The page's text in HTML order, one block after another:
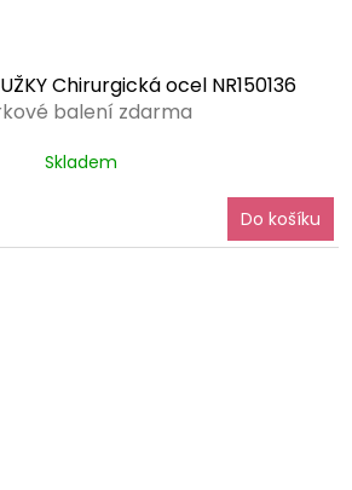
Chirurgická ocel NR150136
balení zdarma
Skladem
Do košíku